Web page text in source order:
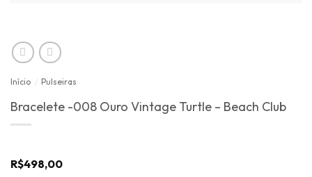
Início / Pulseiras
Bracelete -008 Ouro Vintage Turtle – Beach Club
R$498,00